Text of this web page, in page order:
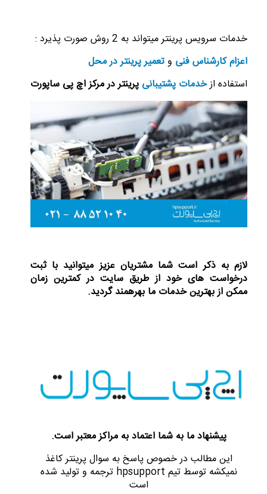
خدمات سرویس پرینتر میتواند به 2 روش صورت پذیرد :
اعزام کارشناس فنی وتعمیر پرینتر در محل
استفاده ازخدمات پشتیبانی پرینتر در مرکز اچ پی ساپورت
لازم به ذکر است شما مشتریان عزیز میتوانید با ثبت
درخواست های خود از طریق سایت در کمترین زمان
ممکن از بهترین خدمات ما بهرهمند گردید.
پیشنهاد ما به شما اعتماد به مراکز معتبر است.
این مطالب در خصوص پاسخ به سوال پرینتر کاغذ
نمیکشه
توسط تیم hpsupport ترجمه و تولید شده
است